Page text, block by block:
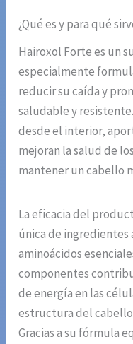
¿Qué es y para qué
Hairoxol Forte es un
especialmente
reducir su caída y
saludable y
desde el interior,
mejoran la salud de
mantener un cabello
La eficacia del
única de
aminoácidos
componentes
de energía en las
estructura del cabello
Gracias a su fórmula